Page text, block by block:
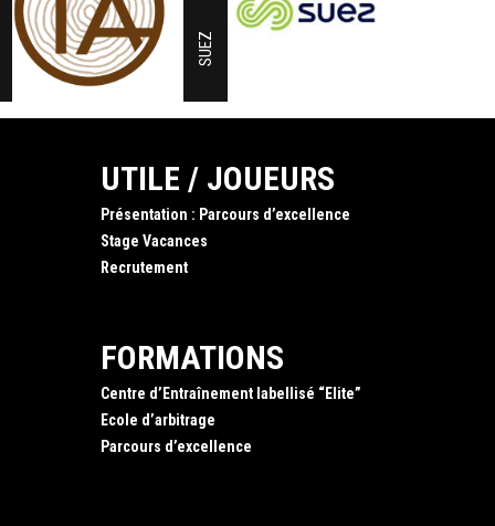
SUEZ
UTILE / JOUEURS
Présentation : Parcours d’excellence
Stage Vacances
Recrutement
FORMATIONS
Centre d’Entraînement labellisé “Elite”
Ecole d’arbitrage
Parcours d’excellence